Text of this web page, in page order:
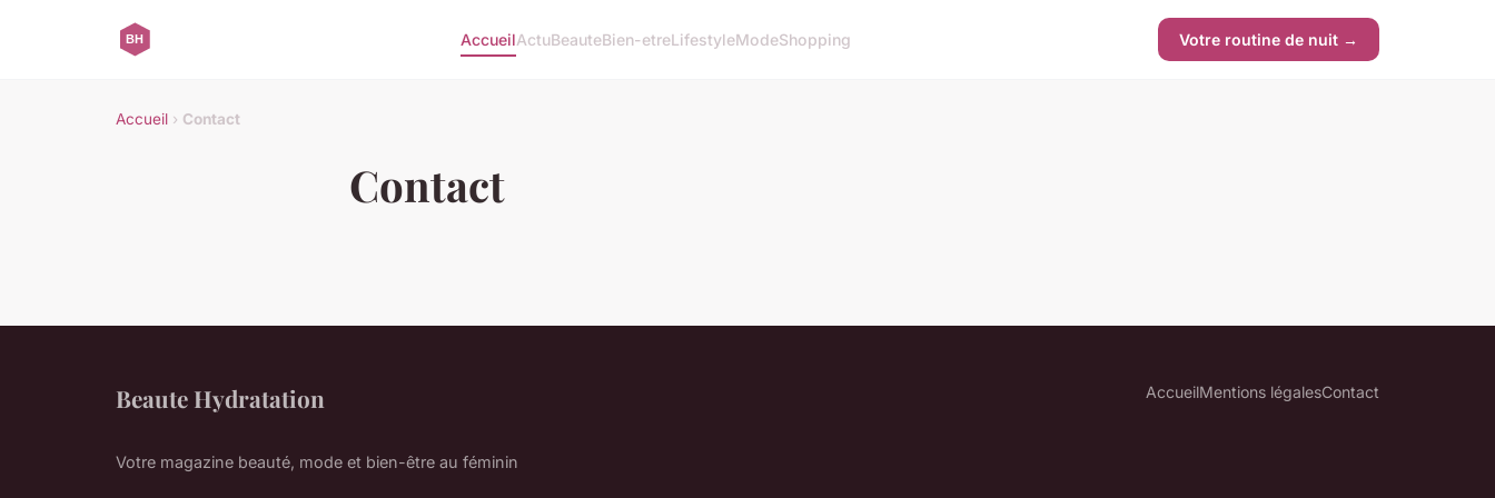
AccueilActuBeauteBien-etreLifestyleModeShopping Votre routine de nuit →
Accueil › Contact
Contact
Beaute Hydratation
Votre magazine beauté, mode et bien-être au féminin
AccueilMentions légalesContact